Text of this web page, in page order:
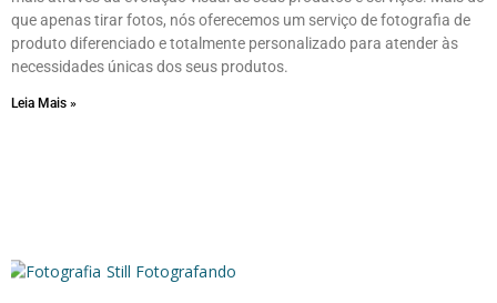
que apenas tirar fotos, nós oferecemos um serviço de fotografia de
produto diferenciado e totalmente personalizado para atender às
necessidades únicas dos seus produtos.
Leia Mais »